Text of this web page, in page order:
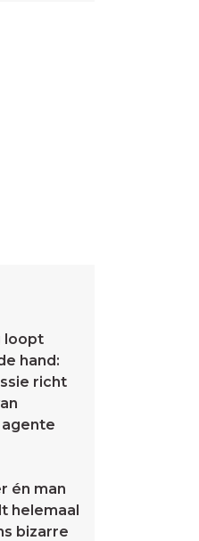
loopt
hand:
richt
én man
helemaal
bizarre